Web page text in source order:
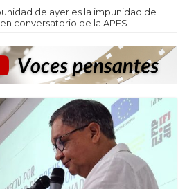
de ayer es la impunidad de
conversatorio de la APES